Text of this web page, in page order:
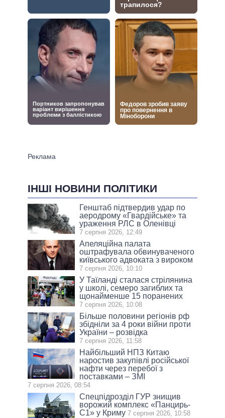
ІНШІ НОВИНИ ПОЛІТИКИ
Генштаб підтвердив удар по
аеродрому «Гвардійське» та
ураження РЛС в Оленівці
7 серпня 2026, 12:49
Апеляційна палата
оштрафувала обвинуваченого
київського адвоката з вироком
7 серпня 2026, 10:10
У Таїланді сталася стрілянина
у школі, семеро загиблих та
щонайменше 15 поранених
7 серпня 2026, 10:08
Більше половини регіонів рф
збідніли за 4 роки війни проти
України – розвідка
7 серпня 2026, 11:58
Найбільший НПЗ Китаю
наростив закупівлі російської
нафти через перебої з
поставками – ЗМІ
7 серпня 2026, 08:54
Спецпідрозділ ГУР знищив
ворожий комплекс «Панцирь-
С1» у Криму 7 серпня 2026, 10:58